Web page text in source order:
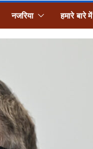
नजरिया हमारे बारे में